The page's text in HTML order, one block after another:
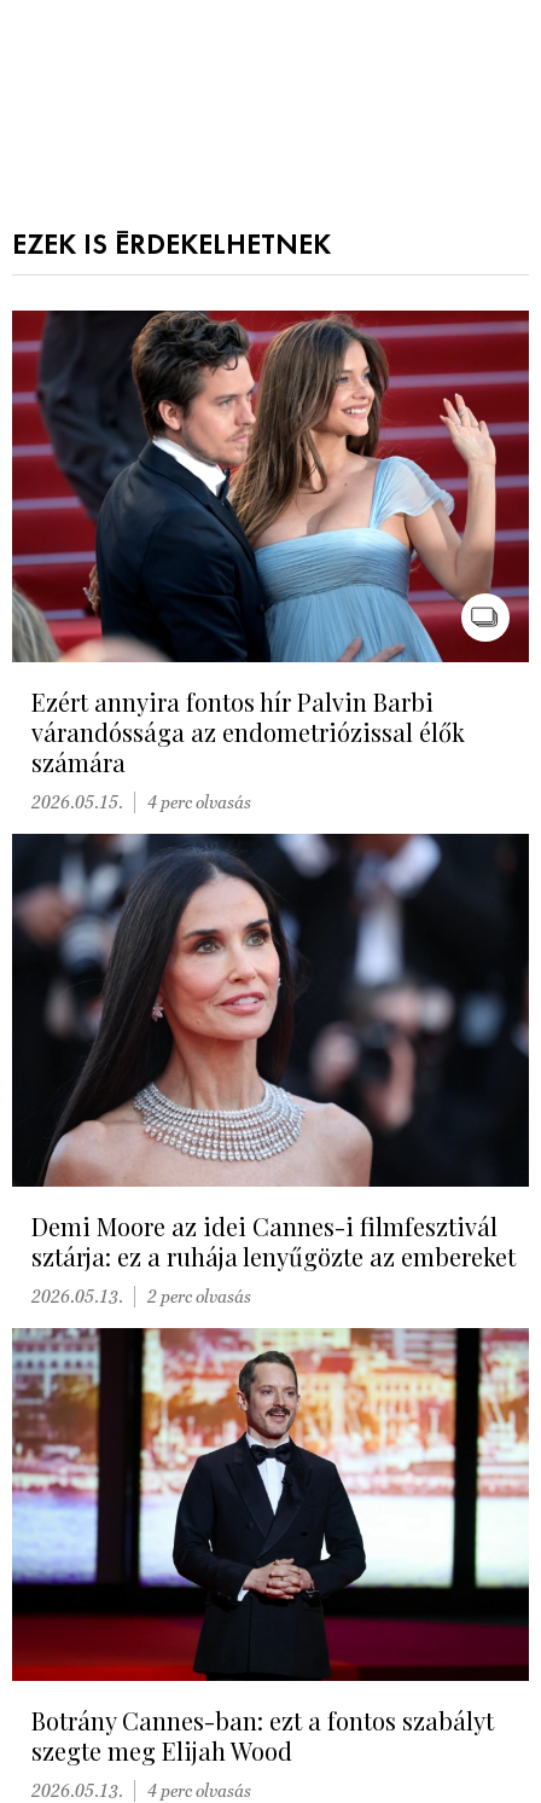
EZEK IS ÉRDEKELHETNEK
Ezért annyira fontos hír Palvin Barbi
várandóssága az endometriózissal élők
számára
2026.05.15. 4 perc olvasás
Demi Moore az idei Cannes-i filmfesztivál
sztárja: ez a ruhája lenyűgözte az embereket
2026.05.13. 2 perc olvasás
Botrány Cannes-ban: ezt a fontos szabályt
szegte meg Elijah Wood
2026.05.13. 4 perc olvasás